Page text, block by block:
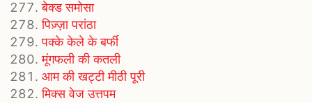
बेक्ड समोसा
पिज़्ज़ा परांठा
पक्के केले के बर्फी
मूंगफली की कतली
आम की खट्टी मीठी पूरी
मिक्स वेज उत्तपम